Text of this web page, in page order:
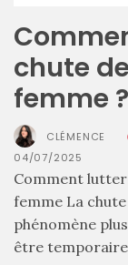
Sac
cabas
en
cuir
tressé
Parfois
:
mon
chute
femme ?
CLÉMENCE
04/07/2025
Comment lutter
femme La
phénomène
être